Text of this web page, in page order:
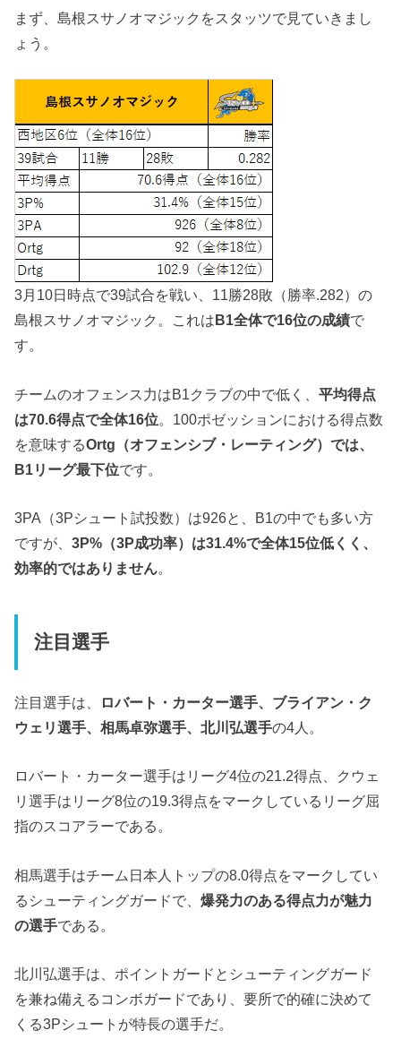
まず、島根スサノオマジックをスタッツで見ていきまし
ょう。
3月10日時点で39試合を戦い、11勝28敗（勝率.282）の
島根スサノオマジック。これはB1全体で16位の成績で
す。
チームのオフェンス力はB1クラブの中で低く、平均得点
は70.6得点で全体16位 。100ポゼッションにおける得点数
を意味するOrtg（オフェンシブ・レーティング）では、
B1リーグ最下位です。
3PA（3Pシュート試投数）は926と、B1の中でも多い方
ですが、3P%（3P成功率）は31.4%で全体15位低くく、
効率的ではありません。
注目選手
注目選手は、
ロバート・カーター選手、ブライアン・ク
ウェリ選手、相馬卓弥選手、北川弘選手の4人。
ロバート・カーター選手はリーグ4位の21.2得点、クウェ
リ選手はリーグ8位の19.3得点をマークしているリーグ屈
指のスコアラーである。
相馬選手はチーム日本人トップの8.0得点をマークしてい
るシューティングガードで、爆発力のある得点力が魅力
の選手である。
北川弘選手は、ポイントガードとシューティングガード
を兼ね備えるコンボガードであり、要所で的確に決めて
くる3Pシュートが特長の選手だ。